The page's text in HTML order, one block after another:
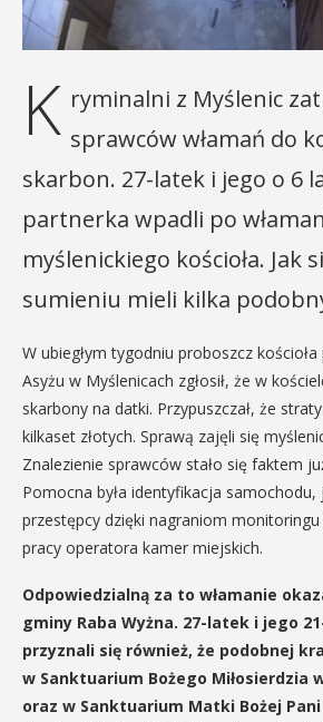
K ryminalni z Myślenic
sprawców włamań do
skarbon. 27-latek i jego o 6
partnerka wpadli po
myślenickiego kościoła. Jak
sumieniu mieli kilka
W ubiegłym tygodniu proboszcz
Asyżu w Myślenicach zgłosił, że w
skarbony na datki. Przypuszczał, że
kilkaset złotych. Sprawą zajęli się
Znalezienie sprawców stało się faktem
Pomocna była identyfikacja samochodu,
przestępcy dzięki nagraniom
pracy operatora kamer miejskich.
Odpowiedzialną za to włamanie
gminy Raba Wyżna. 27-latek i jego
przyznali się również, że podobnej
w Sanktuarium Bożego Miłosierdzia
oraz w Sanktuarium Matki Bożej